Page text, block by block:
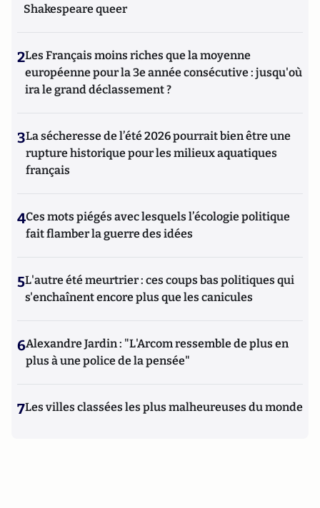
Shakespeare queer
2Les Français moins riches que la moyenne
européenne pour la 3e année consécutive : jusqu'où
ira le grand déclassement ?
3La sécheresse de l’été 2026 pourrait bien être une
rupture historique pour les milieux aquatiques
français
4Ces mots piégés avec lesquels l’écologie politique
fait flamber la guerre des idées
5L'autre été meurtrier : ces coups bas politiques qui
s'enchaînent encore plus que les canicules
6Alexandre Jardin : "L'Arcom ressemble de plus en
plus à une police de la pensée"
7Les villes classées les plus malheureuses du monde